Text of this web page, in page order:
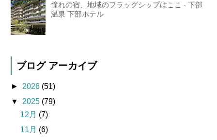
憧れの宿、地域のフラッグシップはここ - 下部
温泉 下部ホテル
ブログ アーカイブ
► 2026 (51)
▼ 2025 (79)
12月 (7)
11月 (6)